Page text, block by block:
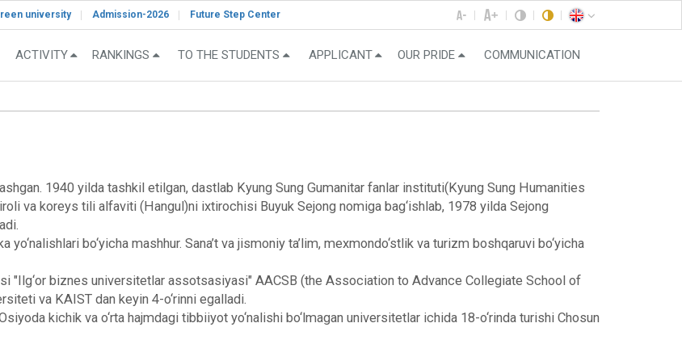
university Admission-2026 Future Step Center
ACTIVITY RANKINGS TO THE STUDENTS APPLICANT OUR PRIDE COMMUNICATION
1940 yilda tashkil etilgan, dastlab Kyung Sung Gumanitar fanlar instituti(Kyung Sung Humanities
va koreys tili alfaviti (Hangul)ni ixtirochisi Buyuk Sejong nomiga bag‘ishlab, 1978 yilda Sejong
bo‘yicha mashhur. Sana’t va jismoniy ta’lim, mexmondo‘stlik va turizm boshqaruvi bo‘yicha
"Ilg‘or biznes universitetlar assotsasiyasi" AACSB (the Association to Advance Collegiate School of
va KAIST dan keyin 4-o‘rinni egalladi.
kichik va o‘rta hajmdagi tibbiiyot yo‘nalishi bo‘lmagan universitetlar ichida 18-o‘rinda turishi Chosun